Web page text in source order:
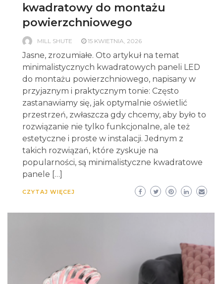
kwadratowy do montażu
powierzchniowego
MILL SHUTE 15 KWIETNIA, 2026
Jasne, zrozumiałe. Oto artykuł na temat
minimalistycznych kwadratowych paneli LED
do montażu powierzchniowego, napisany w
przyjaznym i praktycznym tonie: Często
zastanawiamy się, jak optymalnie oświetlić
przestrzeń, zwłaszcza gdy chcemy, aby było to
rozwiązanie nie tylko funkcjonalne, ale też
estetyczne i proste w instalacji. Jednym z
takich rozwiązań, które zyskuje na
popularności, są minimalistyczne kwadratowe
panele […]
CZYTAJ WIĘCEJ